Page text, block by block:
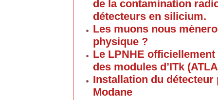
de la contamination
détecteurs en silicium.
Les muons nous
physique ?
Le LPNHE
des modules d’ITk
Installation du détecteur
Modane